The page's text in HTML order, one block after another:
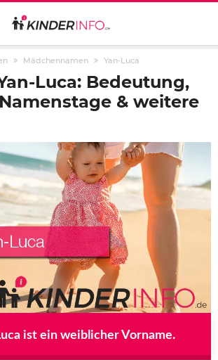
Mädchennamen Yan-Luca
Luca: Bedeutung,
& weitere
ist ein weiblicher Vorname.